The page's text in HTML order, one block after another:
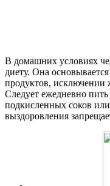
В домашних условиях
диету. Она
продуктов,
Следует ежедневно
подкисленных соков
выздоровления